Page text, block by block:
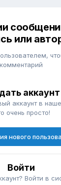
или
комментарий
аккаунт
аккаунт в
очень просто!
нового
Войти
Войти в